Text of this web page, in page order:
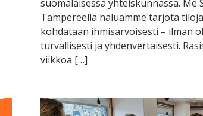
suomalaisessa yhteiskunnassa. Me
Tampereella haluamme tarjota
kohdataan ihmisarvoisesti – ilman
turvallisesti ja yhdenvertaisesti.
viikkoa […]